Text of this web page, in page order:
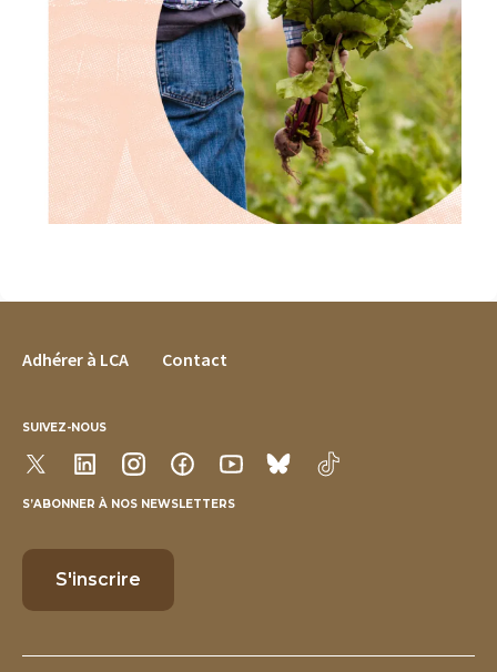
FOOTER MENU
Adhérer à LCA Contact
SUIVEZ-NOUS
S’ABONNER À NOS NEWSLETTERS